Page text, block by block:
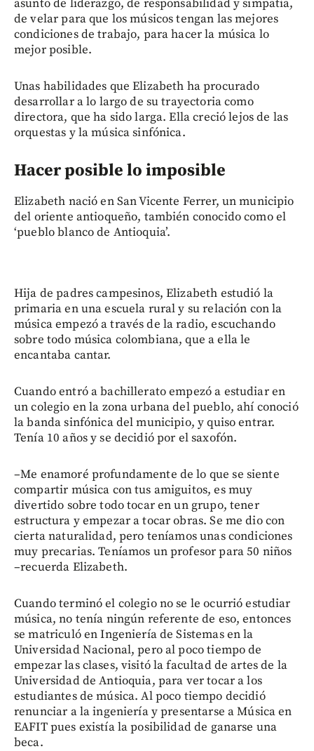
asunto de liderazgo, de responsabilidad y simpatía,
de velar para que los músicos tengan las mejores
condiciones de trabajo, para hacer la música lo
mejor posible.
Unas habilidades que Elizabeth ha procurado
desarrollar a lo largo de su trayectoria como
directora, que ha sido larga. Ella creció lejos de las
orquestas y la música sinfónica.
Hacer posible lo imposible
Elizabeth nació en San Vicente Ferrer, un municipio
del oriente antioqueño, también conocido como el
‘pueblo blanco de Antioquia’.
Hija de padres campesinos, Elizabeth estudió la
primaria en una escuela rural y su relación con la
música empezó a través de la radio, escuchando
sobre todo música colombiana, que a ella le
encantaba cantar.
Cuando entró a bachillerato empezó a estudiar en
un colegio en la zona urbana del pueblo, ahí conoció
la banda sinfónica del municipio, y quiso entrar.
Tenía 10 años y se decidió por el saxofón.
–Me enamoré profundamente de lo que se siente
compartir música con tus amiguitos, es muy
divertido sobre todo tocar en un grupo, tener
estructura y empezar a tocar obras. Se me dio con
cierta naturalidad, pero teníamos unas condiciones
muy precarias. Teníamos un profesor para 50 niños
–recuerda Elizabeth.
Cuando terminó el colegio no se le ocurrió estudiar
música, no tenía ningún referente de eso, entonces
se matriculó en Ingeniería de Sistemas en la
Universidad Nacional, pero al poco tiempo de
empezar las clases, visitó la facultad de artes de la
Universidad de Antioquia, para ver tocar a los
estudiantes de música. Al poco tiempo decidió
renunciar a la ingeniería y presentarse a Música en
EAFIT pues existía la posibilidad de ganarse una
beca.